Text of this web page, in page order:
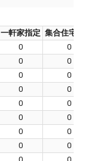
一軒家指定 集合住宅指定
0
0
0
0
0
0
0
0
0
0
0
0
0
0
0
0
0
0